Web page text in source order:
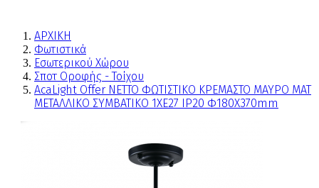
ΑΡΧΙΚΗ
Φωτιστικά
Εσωτερικού Χώρου
Σποτ Οροφής - Τοίχου
AcaLight Offer NETTO ΦΩΤΙΣΤΙΚΟ ΚΡΕΜΑΣΤΟ ΜΑΥΡΟ ΜΑΤ
ΜΕΤΑΛΛΙΚΟ ΣΥΜΒΑΤΙΚΟ 1ΧΕ27 IP20 Φ180Χ370mm